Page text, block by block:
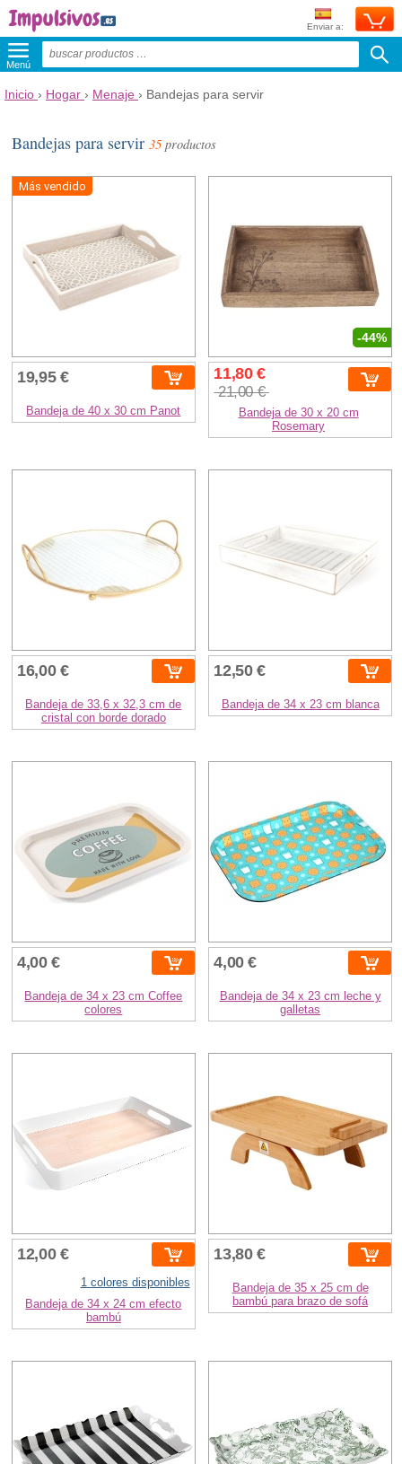
Enviar a:
Menú
Inicio › Hogar › Menaje › Bandejas para servir
Bandejas para servir35 productos
Más vendido
19,95 €
Bandeja de 40 x 30 cm Panot
-44%
11,80 €
21,00 €
Bandeja de 30 x 20 cm
Rosemary
16,00 €
Bandeja de 33,6 x 32,3 cm de
cristal con borde dorado
12,50 €
Bandeja de 34 x 23 cm blanca
4,00 €
Bandeja de 34 x 23 cm Coffee
colores
4,00 €
Bandeja de 34 x 23 cm leche y
galletas
12,00 €
1 colores disponibles
Bandeja de 34 x 24 cm efecto
bambú
13,80 €
Bandeja de 35 x 25 cm de
bambú para brazo de sofá